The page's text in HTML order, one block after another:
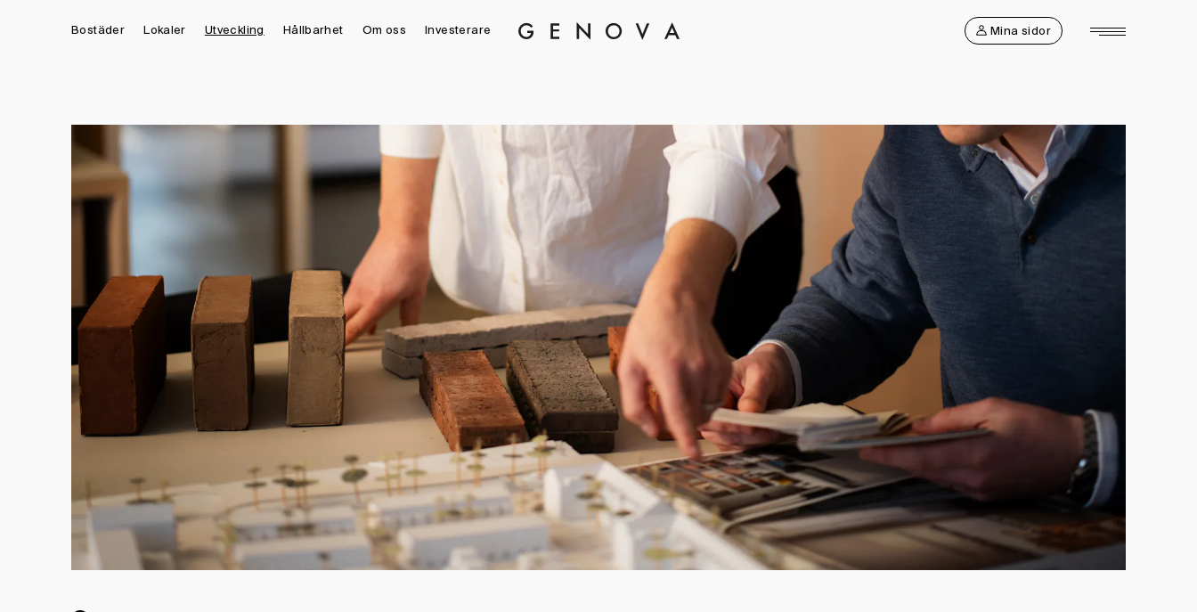
Genova
Bostäder Lokaler Utveckling Hållbarhet Om oss Investerare Mina sidor